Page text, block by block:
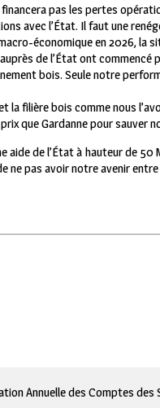
pas les pertes
avec l’État. Il faut une
économique en 2026, la
de l’État ont commencé
bois. Seule notre
la filière bois comme nous
que Gardanne pour sauver
de l’État à hauteur de 50
ne pas avoir notre avenir entre
Annuelle des Comptes des